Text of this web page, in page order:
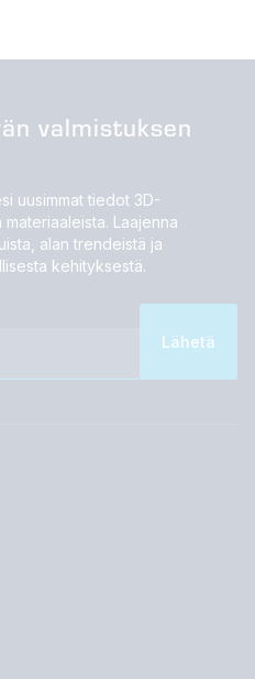
valmistuksen
uusimmat tiedot 3D-
Laajenna
alan trendeistä ja
kehityksestä.